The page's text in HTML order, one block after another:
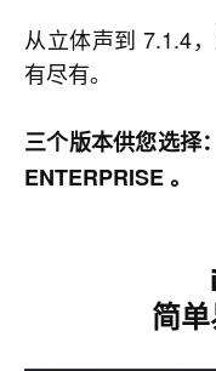
从立体声到 7.1.4
有尽有。
三个版本供您选择
ENTERPRISE 。
简